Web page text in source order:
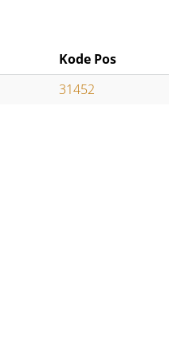
Kode Pos
31452